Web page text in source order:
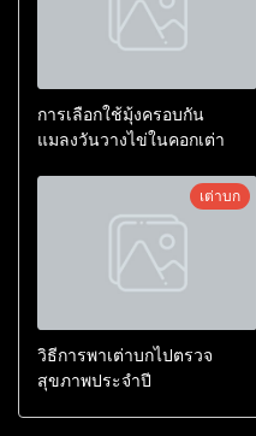
การเลือกใช้มุ้งครอบกัน
แมลงวันวางไข่ในคอกเต่า
เต่าบก
วิธีการพาเต่าบกไปตรวจ
สุขภาพประจำปี